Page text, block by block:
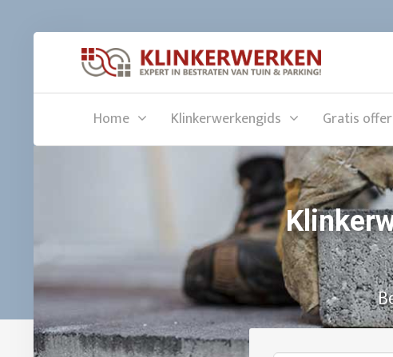
Home Klinkerwerkengids Gratis